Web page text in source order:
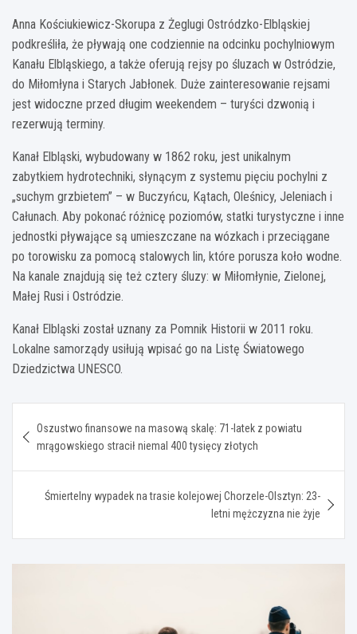
Anna Kościukiewicz-Skorupa z Żeglugi Ostródzko-Elbląskiej
podkreśliła, że pływają one codziennie na odcinku pochylniowym
Kanału Elbląskiego, a także oferują rejsy po śluzach w Ostródzie,
do Miłomłyna i Starych Jabłonek. Duże zainteresowanie rejsami
jest widoczne przed długim weekendem – turyści dzwonią i
rezerwują terminy.
Kanał Elbląski, wybudowany w 1862 roku, jest unikalnym
zabytkiem hydrotechniki, słynącym z systemu pięciu pochylni z
„suchym grzbietem” – w Buczyńcu, Kątach, Oleśnicy, Jeleniach i
Całunach. Aby pokonać różnicę poziomów, statki turystyczne i inne
jednostki pływające są umieszczane na wózkach i przeciągane
po torowisku za pomocą stalowych lin, które porusza koło wodne.
Na kanale znajdują się też cztery śluzy: w Miłomłynie, Zielonej,
Małej Rusi i Ostródzie.
Kanał Elbląski został uznany za Pomnik Historii w 2011 roku.
Lokalne samorządy usiłują wpisać go na Listę Światowego
Dziedzictwa UNESCO.
wpisu
Oszustwo finansowe na masową skalę: 71-latek z powiatu
mrągowskiego stracił niemal 400 tysięcy złotych
Śmiertelny wypadek na trasie kolejowej Chorzele-Olsztyn: 23-
letni mężczyzna nie żyje